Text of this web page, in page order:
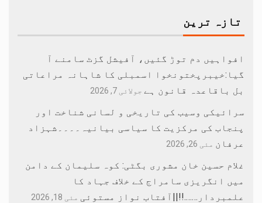
تازہ ترین
افواہیں دم توڑ گئیں، آفیشل گزٹ سامنے آ
گیا:خیبرپختونخوا اسمبلی کا شاہانہ مراعاتی
بل باقاعدہ قانون ہے جولائی 7, 2026
سرائیکی وسیب کی تاریخی و لسانی شناخت اور
پنجاب کی مرکزیت کا سیاسی بیانیہ۔۔۔۔شہزاد
عرفان مئی 26, 2026
غلام حسین خان مشوری بگٹی: کوہ سلیمان کے دامن
میں انگریزی سامراج کے خلاف جہاد کا
علمبردار…….!!||آفتاب نواز مستوئی مئی 18, 2026